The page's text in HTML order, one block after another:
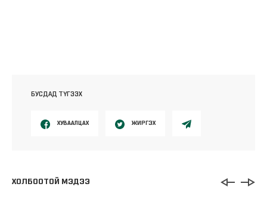
БУСДАД ТҮГЭЭХ
ХУВААЛЦАХ ЖИРГЭХ
ХОЛБООТОЙ МЭДЭЭ